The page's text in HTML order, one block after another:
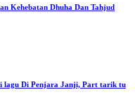
Kehebatan Dhuha Dan Tahjud
lagu Di Penjara Janji, Part tarik tu